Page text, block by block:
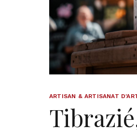
ARTISAN & ARTISANAT